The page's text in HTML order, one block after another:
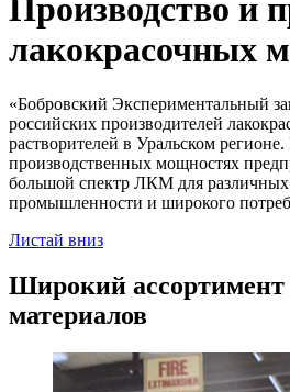
Производство и
лакокрасочных
«Бобровский Экспериментальный
российских производителей
растворителей в Уральском
производственных мощностях
большой спектр ЛКМ для различных
промышленности и широкого
Листай вниз
Широкий
материалов